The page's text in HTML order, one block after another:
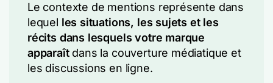
Le contexte de mentions représente dans
lequel les situations, les sujets et les
récits dans lesquels votre marque
apparaîtdans la couverture médiatique et
les discussions en ligne.